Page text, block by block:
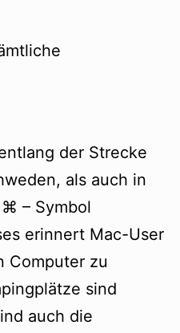
der Strecke
als auch in
– Symbol
erinnert Mac-User
Computer zu
sind
auch die